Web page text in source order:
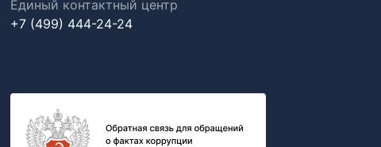
Единый контактный центр
+7 (499) 444-24-24